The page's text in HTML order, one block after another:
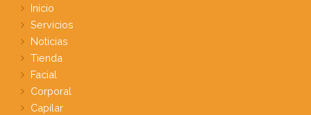
Inicio
Servicios
Noticias
Tienda
Facial
Corporal
Capilar